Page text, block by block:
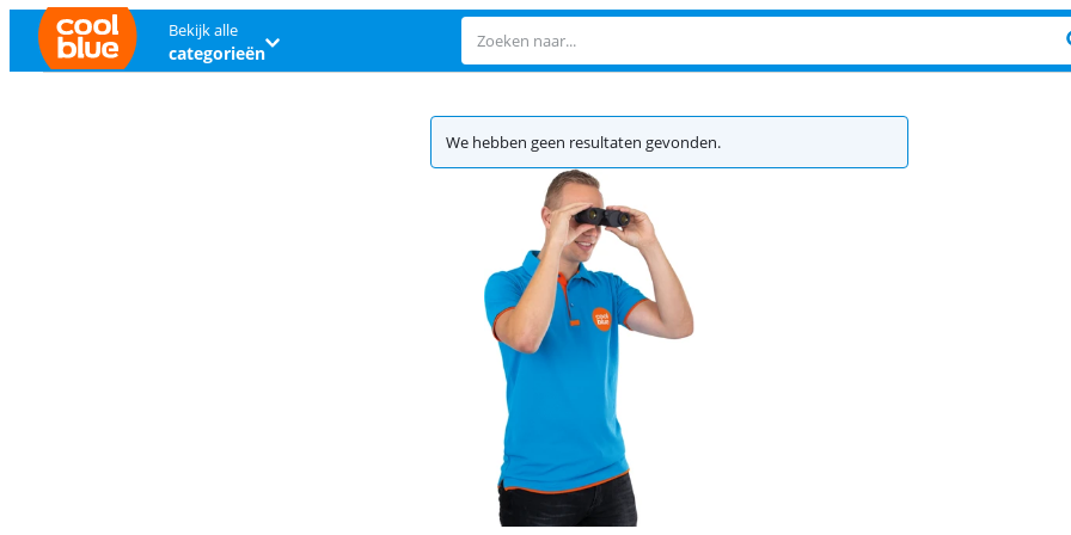
Bekijk alle
categorieën
We hebben geen resultaten gevonden.